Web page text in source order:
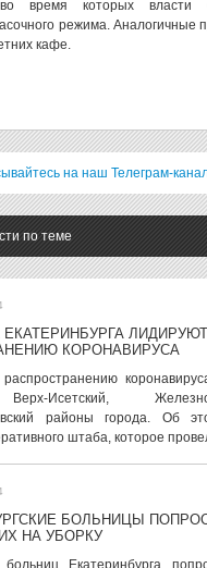
во время которых власти
режима. Аналогичные
кафе.
на наш Телеграм-
по теме
КОРОНАВИРУСА
Исетский,
районы города. Об
штаба, которое
БОЛЬНИЦЫ
НА УБОРКУ
больниц Екатеринбурга